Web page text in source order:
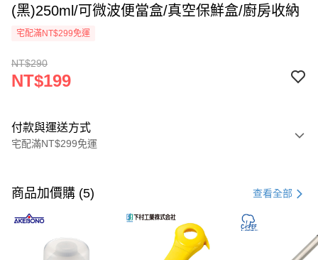
(黑)250ml/可微波便當盒/真空保鮮盒/廚房收納
宅配滿NT$299免運
NT$290
NT$199
付款與運送方式
宅配滿NT$299免運
信用卡一次付款
超商取貨付款
LINE Pay
商品加價購 (5) 查看全部